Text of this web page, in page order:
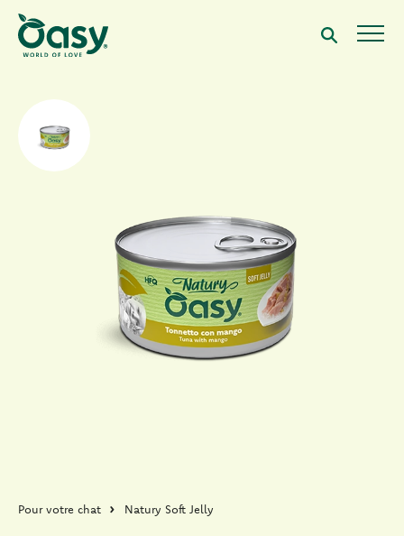
Pour votre chat Natury Soft Jelly